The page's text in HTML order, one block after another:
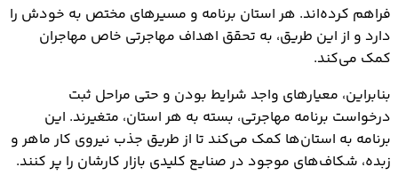
فراهم کرده‌اند. هر استان برنامه و مسیرهای مختص به خودش را
دارد و از این طریق، به تحقق اهداف مهاجرتی خاص مهاجران
کمک می‌کند.
بنابراین، معیارهای واجد شرایط بودن و حتی مراحل ثبت
درخواست برنامه مهاجرتی، بسته به هر استان، متغیرند. این
برنامه به استان‌ها کمک می‌کند تا از طریق جذب نیروی کار ماهر و
زبده، شکاف‌های موجود در صنایع کلیدی بازار کارشان را پر کنند.